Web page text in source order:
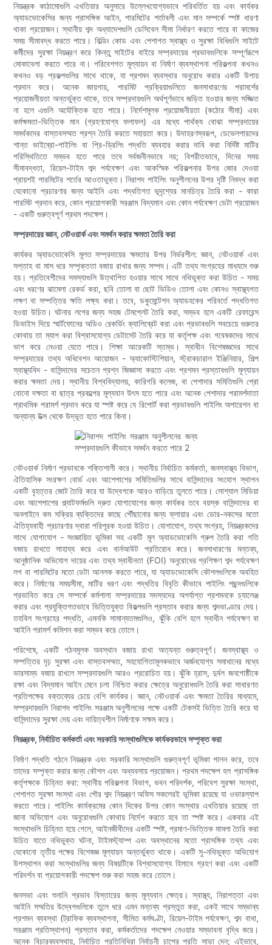
নিয়ন্ত্রক কাঠামোগুলি এখতিয়ার অনুসারে উল্লেখযোগ্যভাবে পরিবর্তিত হয় এবং কার্যকর
অ্যাডভোকেসির জন্য প্রাসঙ্গিক আইন, পারমিটের শর্তাবলী এবং মান সম্পর্কে স্পষ্ট ধারণা
থাকা প্রয়োজন। স্থানীয় শব্দ অধ্যাদেশগুলি ডেসিবেল সীমা নির্ধারণ করতে পারে বা কাজের
সময় সীমাবদ্ধ করতে পারে। বিল্ডিং কোড এবং পেশাগত স্বাস্থ্য ও সুরক্ষা বিধিগুলি সাইটে
কর্মীদের সুরক্ষা নিয়ন্ত্রণ করে কিন্তু সাইটের বাইরে সম্প্রদায়ের প্রভাবগুলিকে সম্পূর্ণরূপে
মোকাবেলা করতে পারে না। পরিবেশগত মূল্যায়ন বা নির্মাণ ব্যবস্থাপনা পরিকল্পনা কখনও
কখনও বড় প্রকল্পগুলির সাথে থাকে, যা প্রশমন ব্যবস্থার অনুরোধ করার একটি উপায়
প্রদান করে। অনেক জায়গায়, পারমিট প্রক্রিয়াগুলিতে জনসাধারণের পরামর্শের
প্রয়োজনীয়তা অন্তর্ভুক্ত থাকে, তবে সম্প্রদায়গুলি অর্থপূর্ণভাবে জড়িত হওয়ার জন্য সজ্জিত
না হলে এগুলি অযৌক্তিক হতে পারে। নির্দেশমূলক প্রয়োজনীয়তা (কঠোর সীমা) এবং
কর্মক্ষমতা-ভিত্তিক মান (গ্রহণযোগ্য ফলাফল) এর মধ্যে পার্থক্য বোঝা সম্প্রদায়ের
সমর্থকদের বাস্তবসম্মত প্রশ্ন তৈরি করতে সহায়তা করে। উদাহরণস্বরূপ, ডেভেলপারদের
শান্ত ভাইব্রো-পাইলিং বা প্রি-ড্রিলিং পদ্ধতি ব্যবহার করার দাবি করা নির্দিষ্ট মাটির
পরিস্থিতিতে সম্ভব হতে পারে তবে সর্বজনীনভাবে নয়; বিপরীতভাবে, দিনের সময়
সীমাবদ্ধতা, রিয়েল-টাইম শব্দ পর্যবেক্ষণ এবং আকস্মিক পরিকল্পনার উপর জোর দেওয়া
প্রায়শই পারমিটের শর্তের আওতাভুক্ত। নিরাপদ পাইলিং অনুশীলনের উপর দৃষ্টি নিবদ্ধ করা
যেকোনো প্রচারণার জন্য আইনি এবং পদ্ধতিগত ভূদৃশ্যের মানচিত্র তৈরি করা - কারা
পারমিট প্রদান করে, কোন প্রয়োগকারী সরঞ্জাম বিদ্যমান এবং কোন পর্যবেক্ষণ ডেটা প্রয়োজন
- একটি গুরুত্বপূর্ণ প্রথম পদক্ষেপ।
সম্প্রদায়ের জ্ঞান, নেটওয়ার্ক এবং সমর্থন করার ক্ষমতা তৈরি করা
কার্যকর অ্যাডভোকেসি মূলত সম্প্রদায়ের ক্ষমতার উপর নির্ভরশীল: জ্ঞান, নেটওয়ার্ক এবং
সপ্তাহ বা মাস ধরে সম্পৃক্ততা বজায় রাখার জন্য সম্পদ। এটি তথ্য সংগ্রহের মাধ্যমে শুরু
হয়। প্রতিবেশীদের সমস্যাগুলি উত্থাপিত হওয়ার সাথে সাথে নথিভুক্ত করা উচিত - সময়
এবং ধরণের ঝামেলা রেকর্ড করা, ছবি তোলা বা ছোট ভিডিও তোলা এবং কোনও স্বাস্থ্যগত
লক্ষণ বা সম্পত্তির ক্ষতি লক্ষ্য করা। তবে, ডকুমেন্টেশন অ্যাডহকের পরিবর্তে পদ্ধতিগত
হওয়া উচিত। ঘটনার লগের জন্য সহজ টেমপ্লেট তৈরি করা, সম্ভব হলে একটি রেফারেন্স
ডিভাইস দিয়ে স্মার্টফোনের অডিও রেকর্ডিং ক্যালিব্রেট করা এবং প্রভাবগুলি সবচেয়ে গুরুতর
কোথায় তা ম্যাপ করা বিশ্বাসযোগ্য ডেটাসেট তৈরি করে যা কর্তৃপক্ষ এবং গবেষকদের সাথে
ভাগ করে নেওয়া যেতে পারে। শিক্ষা আরেকটি স্তম্ভ। স্বাধীন বিশেষজ্ঞদের সাথে
সম্প্রদায়ের তথ্য অধিবেশন আয়োজন - অ্যাকোস্টিশিয়ান, স্ট্রাকচারাল ইঞ্জিনিয়ার, শিল্প
স্বাস্থ্যবিদ - বাসিন্দাদের সচেতন প্রশ্ন জিজ্ঞাসা করতে এবং প্রশমন প্রস্তাবগুলি মূল্যায়ন
করার ক্ষমতা দেয়। স্থানীয় বিশ্ববিদ্যালয়, কারিগরি কলেজ, বা পেশাদার সমিতিগুলি প্রো
বোনো দক্ষতা বা ছাত্র প্রকল্পের মূল্যবান উৎস হতে পারে এবং অনেক পেশাদার পরামর্শদাতা
প্রাথমিক পরামর্শ প্রদান করে যা স্পষ্ট করে যে রিপোর্ট করা প্রভাবগুলি পাইলিং অপারেশন বা
অন্যান্য উত্স থেকে উদ্ভূত হতে পারে কিনা।
নেটওয়ার্ক নির্মাণ প্রভাবকে শক্তিশালী করে। স্থানীয় নির্বাচিত কর্মকর্তা, জনস্বাস্থ্য বিভাগ,
ঐতিহাসিক সংরক্ষণ বোর্ড এবং আশেপাশের সমিতিগুলির সাথে বাসিন্দাদের সংযোগ স্থাপন
একটি বৃহত্তর জোট তৈরি করে যা উদ্বেগকে আরও বাড়িয়ে তুলতে পারে। সোশ্যাল মিডিয়া
এবং আশেপাশের প্ল্যাটফর্মগুলি দ্রুত যোগাযোগের জন্য কার্যকর তবে বয়স্ক বাসিন্দাদের বা
অনলাইনে কম সক্রিয় ব্যক্তিদের কাছে পৌঁছানোর জন্য ফ্লায়ার এবং ডোর-নকসের মতো
ঐতিহ্যবাহী প্রচারণার দ্বারা পরিপূরক হওয়া উচিত। যোগাযোগ, তথ্য সংগ্রহ, নিয়ন্ত্রকদের
সাথে যোগাযোগ - সংজ্ঞায়িত ভূমিকা সহ একটি মূল অ্যাডভোকেসি গ্রুপ তৈরি করা গতি
বজায় রাখতে সাহায্য করে এবং বার্নআউট প্রতিরোধ করে। জনসাধারণের মন্তব্য,
আনুষ্ঠানিক অভিযোগ দায়ের এবং তথ্য স্বাধীনতা (FOI) অনুরোধের প্রশিক্ষণ শব্দ পর্যবেক্ষণ
লগ বা পারমিটের মতো ডেটা আনলক করতে পারে, যা অ্যাডভোকেসি কৌশলগুলিকে অবহিত
করে। নির্মাণের সময়সীমা, মাটির ধরণ এবং পদ্ধতির বিবৃতি কীভাবে পাইলিং পছন্দগুলিকে
প্রভাবিত করে সে সম্পর্কে কর্মশালা সম্প্রদায়ের সদস্যদের অপর্যাপ্ত প্রশমনকে চ্যালেঞ্জ
করার এবং প্রযুক্তিগতভাবে ভিত্তিযুক্ত বিকল্পগুলি প্রস্তাব করার জন্য শব্দভাণ্ডার দেয়।
তহবিল সংগ্রহের পদ্ধতি, এমনকি সামান্যতমগুলিও, ঝুঁকি বেশি হলে স্বাধীন পর্যবেক্ষণ বা
আইনি পরামর্শ কমিশন করা সম্ভব করে তোলে।
পরিশেষে, একটি গঠনমূলক অবস্থান বজায় রাখা অত্যন্ত গুরুত্বপূর্ণ। জনস্বাস্থ্য ও
সম্পত্তির দৃঢ় সুরক্ষা এবং বাস্তবসম্মত, সহযোগিতামূলকভাবে অর্জনযোগ্য সমাধানের মধ্যে
ভারসাম্য বজায় রাখলে সম্প্রদায়গুলি আরও প্ররোচিত হয়। ঝুঁকি হ্রাস, দুর্বল জনগোষ্ঠীকে
রক্ষা এবং বিদ্যমান আইন মেনে চলা নিশ্চিত করার ক্ষেত্রে অনুরোধগুলি তৈরি করা সাধারণত
প্রতিপক্ষের বক্তব্যের চেয়ে বেশি কার্যকর। জ্ঞান, নেটওয়ার্ক এবং ক্ষমতা তৈরির মাধ্যমে,
সম্প্রদায়গুলি নিরাপদ পাইলিং সরঞ্জাম অনুশীলনের পক্ষে একটি টেকসই ভিত্তি তৈরি করে যা
বাসিন্দাদের সুরক্ষা দেয় এবং দায়িত্বশীল নির্মাণকে সক্ষম করে।
নিয়ন্ত্রক, নির্বাচিত কর্মকর্তা এবং সরকারি সংস্থাগুলিকে কার্যকরভাবে সম্পৃক্ত করা
নির্মাণ পদ্ধতি গঠনে নিয়ন্ত্রক এবং সরকারি সংস্থাগুলি গুরুত্বপূর্ণ ভূমিকা পালন করে, তবে
তাদের সম্পৃক্ত করার জন্য কৌশল এবং অধ্যবসায় প্রয়োজন। প্রথম পদক্ষেপ হল প্রাসঙ্গিক
কর্তৃপক্ষকে চিহ্নিত করা: স্থানীয় পরিকল্পনা বিভাগ, ভবন পরিদর্শক, পরিবেশ সুরক্ষা সংস্থা,
পেশাগত সুরক্ষা সংস্থা এবং পৌর শব্দ নিয়ন্ত্রণ অফিস সকলেরই ভূমিকা রয়েছে যা ওভারল্যাপ
করতে পারে। পাইলিং কার্যক্রমের কোন দিকের উপর কোন সংস্থার এখতিয়ার রয়েছে তা
জানা অভিযোগ এবং অনুরোধগুলি কোথায় নির্দেশ করতে হবে তা স্পষ্ট করে। একবার এই
সংস্থাগুলি চিহ্নিত হয়ে গেলে, আইনজীবীদের একটি স্পষ্ট, প্রমাণ-ভিত্তিক মামলা তৈরি করা
উচিত যাতে নথিভুক্ত ঘটনা, টাইমস্ট্যাম্প এবং অবস্থানের মতো প্রাসঙ্গিক তথ্য এবং
যেকোনো তৃতীয় পক্ষের বিশেষজ্ঞ মূল্যায়ন অন্তর্ভুক্ত থাকে। একটি সু-নথিভুক্ত অভিযোগ
উপস্থাপন করা সংস্থাগুলির জন্য বিষয়টিকে বিশ্বাসযোগ্য হিসাবে গ্রহণ করা এবং একটি
পরিদর্শন বা প্রয়োগকারী পদক্ষেপ শুরু করা সহজ করে তোলে।
জনসভা এবং শুনানি প্রভাব বিস্তারের জন্য মূল্যবান ক্ষেত্র। স্বাস্থ্য, নিরাপত্তা এবং
আইনি সম্মতির উদ্বেগগুলিকে তুলে ধরে এমন মন্তব্য প্রস্তুত করা, একই সাথে সম্ভাব্য
প্রশমন ব্যবস্থা (ট্রাফিক ব্যবস্থাপনা, সীমিত কর্মঘণ্টা, রিয়েল-টাইম পর্যবেক্ষণ, শব্দ বাধা,
সরঞ্জাম প্রতিস্থাপন) প্রস্তাব করা, কর্মকর্তাদের পদক্ষেপ নেওয়ার সম্ভাবনা বৃদ্ধি করে।
অনেক বিচারব্যবস্থায়, নির্বাচিত প্রতিনিধিরা নির্বাচনী চাপের প্রতি সাড়া দেন; এইভাবে,